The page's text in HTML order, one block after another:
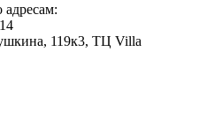
119к3, ТЦ Villa